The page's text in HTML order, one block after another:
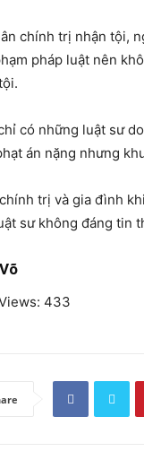
chính trị nhận tội,
pháp luật nên
có những luật sư
án nặng nhưng
trị và gia đình
sư không đáng tin
433